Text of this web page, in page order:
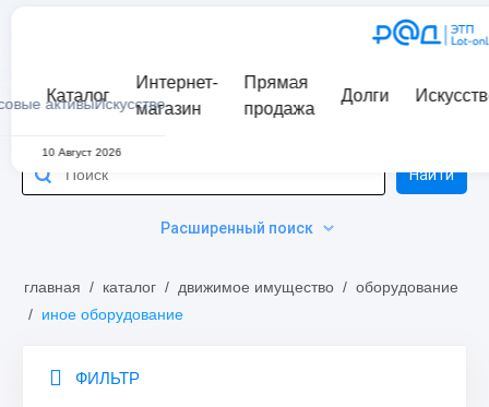
активыИскусство
Каталог
Интернет-
магазин
Прямая
продажа
Долги
10 Август 2026
Расширенный поиск
Найти
главная / каталог / движимое имущество / оборудование
/ иное оборудование
ФИЛЬТР